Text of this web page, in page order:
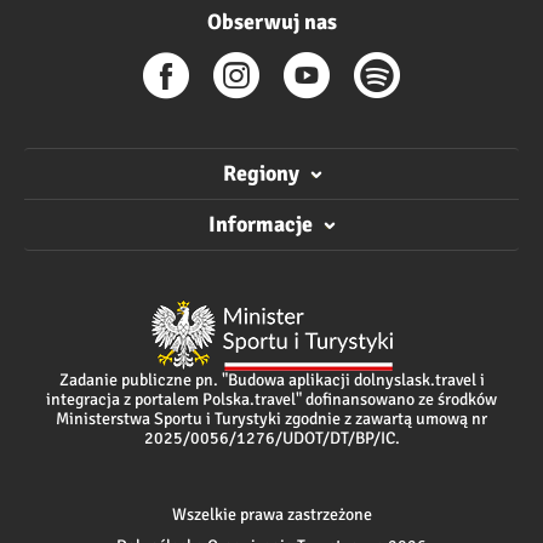
Obserwuj nas
Regiony
Informacje
Zadanie publiczne pn. "Budowa aplikacji dolnyslask.travel i
integracja z portalem Polska.travel" dofinansowano ze środków
Ministerstwa Sportu i Turystyki zgodnie z zawartą umową nr
2025/0056/1276/UDOT/DT/BP/IC.
Wszelkie prawa zastrzeżone